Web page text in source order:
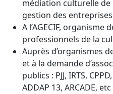
médiation culturelle de
gestion des
A l’AGECIF, organisme
professionnels de la
Auprès d’organismes
et à la demande
publics : PJJ, IRTS,
ADDAP 13, ARCADE,